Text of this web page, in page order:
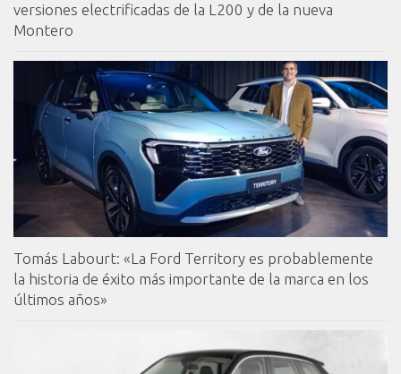
versiones electrificadas de la L200 y de la nueva
Montero
Tomás Labourt: «La Ford Territory es probablemente
la historia de éxito más importante de la marca en los
últimos años»